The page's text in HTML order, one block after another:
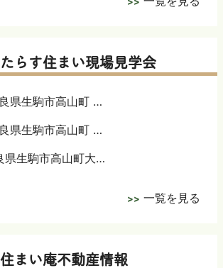
らす住まい現場見学会
県生駒市高山町 …
県生駒市高山町 …
生駒市高山町大…
一覧を見る
まい庵不動産情報